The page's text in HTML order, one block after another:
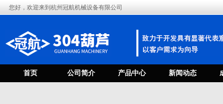
您好，欢迎来到杭州冠航机械设备有限公司
首页 公司简介 产品中心 新闻动态